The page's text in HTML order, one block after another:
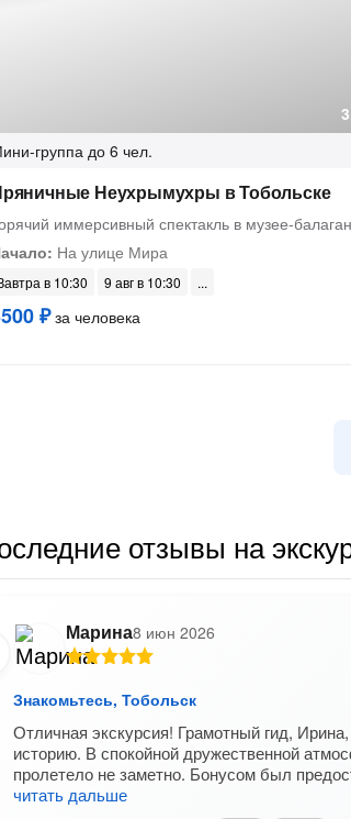
группадо 6 чел.
Неухрымухры в Тобольске
иммерсивный спектакль в музее-
На улице Мира
в 10:30 9 авг в 10:30
₽за человека
отзывы на
Марина8 июн 2026
Знакомьтесь, Тобольск
Отличная экскурсия! Грамотный гид,
историю. В спокойной дружественной
пролетело не заметно. Бонусом был
читать дальше